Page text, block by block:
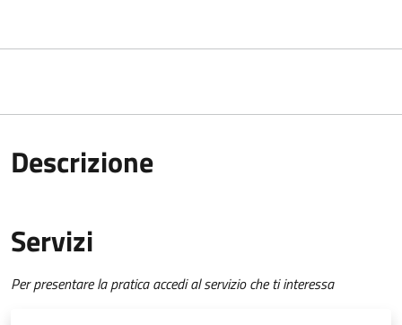
Descrizione
Servizi
Per presentare la pratica accedi al servizio che ti interessa